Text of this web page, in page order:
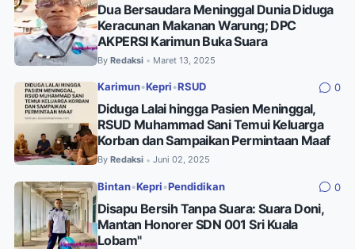
Dua Bersaudara Meninggal Dunia Diduga
Keracunan Makanan Warung; DPC
AKPERSI Karimun Buka Suara
By Redaksi • Maret 13, 2025
Karimun•Kepri •RSUD 0
Diduga Lalai hingga Pasien Meninggal,
RSUD Muhammad Sani Temui Keluarga
Korban dan Sampaikan Permintaan Maaf
By Redaksi • Juni 02, 2025
Bintan•Kepri •Pendidikan 0
Disapu Bersih Tanpa Suara: Suara Doni,
Mantan Honorer SDN 001 Sri Kuala
Lobam"